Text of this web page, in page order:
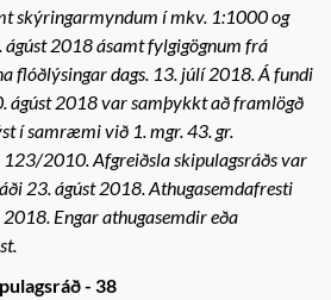
skýringarmyndum í mkv. 1:1000 og
ágúst 2018 ásamt fylgigögnum frá
flóðlýsingar dags. 13. júlí 2018. Á fundi
ágúst 2018 var samþykkt að framlögð
í samræmi við 1. mgr. 43. gr.
123/2010. Afgreiðsla skipulagsráðs var
23. ágúst 2018. Athugasemdafresti
Engar athugasemdir eða
- 38